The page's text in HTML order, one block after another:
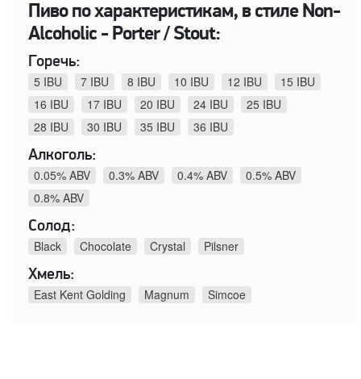
Пиво по характеристикам, в стиле Non-
Alcoholic - Porter / Stout:
Горечь:
5 IBU
7 IBU 8 IBU 10 IBU 12 IBU
15 IBU
16 IBU
17 IBU 20 IBU 24 IBU
25 IBU
28 IBU
30 IBU 35 IBU
36 IBU
Алкоголь:
0.05% ABV
0.3% ABV 0.4% ABV
0.5% ABV
0.8% ABV
Солод:
Black
Chocolate Crystal
Pilsner
Хмель:
East Kent Golding
Magnum Simcoe